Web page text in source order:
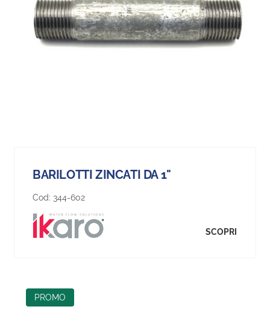
BARILOTTI ZINCATI DA 1"
Cod: 344-602
SCOPRI
PROMO